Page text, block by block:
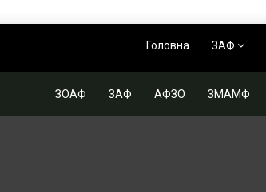
Головна ЗАФ
ЗОАФ ЗАФ АФЗО ЗМАМФ